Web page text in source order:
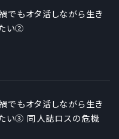
でもオタ活しながら生き
い②
でもオタ活しながら生き
い③ 同人誌ロスの危機